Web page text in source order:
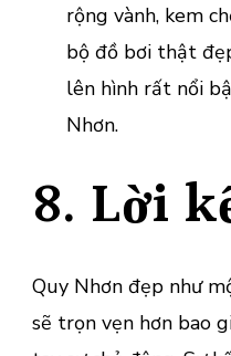
rộng vành, kem
bộ đồ bơi thật
lên hình rất nổi
Nhơn.
8. Lời
Quy Nhơn đẹp như
sẽ trọn vẹn hơn bao